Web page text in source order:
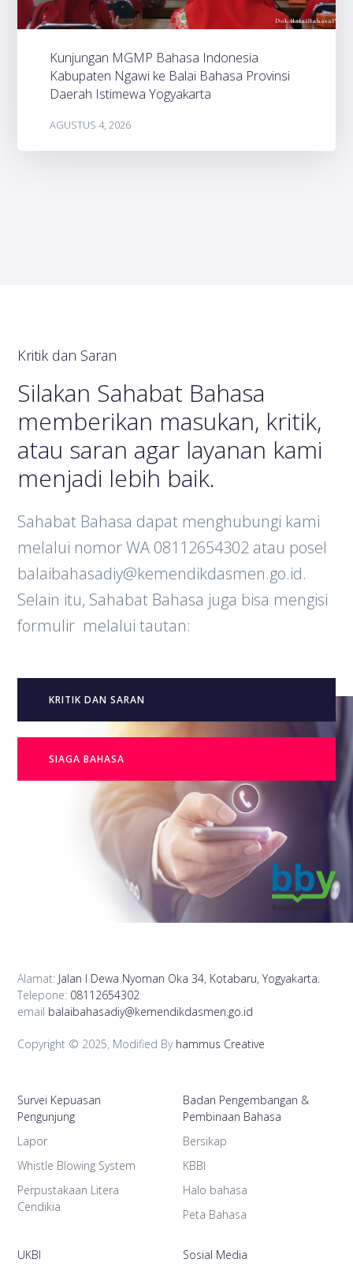
Kunjungan MGMP Bahasa Indonesia
Kabupaten Ngawi ke Balai Bahasa Provinsi
Daerah Istimewa Yogyakarta
AGUSTUS 4, 2026
Kritik dan Saran
Silakan Sahabat Bahasa
memberikan masukan, kritik,
atau saran agar layanan kami
menjadi lebih baik.
Sahabat Bahasa dapat menghubungi kami
melalui nomor WA 08112654302 atau posel
balaibahasadiy@kemendikdasmen.go.id.
Selain itu, Sahabat Bahasa juga bisa mengisi
formulir melalui tautan:
KRITIK DAN SARAN
SIAGA BAHASA
Alamat: Jalan I Dewa Nyoman Oka 34, Kotabaru, Yogyakarta.
Telepone: 08112654302
email balaibahasadiy@kemendikdasmen.go.id
Copyright © 2025, Modified By hammus Creative
Survei Kepuasan
Pengunjung
Lapor
Whistle Blowing System
Perpustakaan Litera
Cendikia
Badan Pengembangan &
Pembinaan Bahasa
Bersikap
KBBI
Halo bahasa
Peta Bahasa
UKBI
Sosial Media